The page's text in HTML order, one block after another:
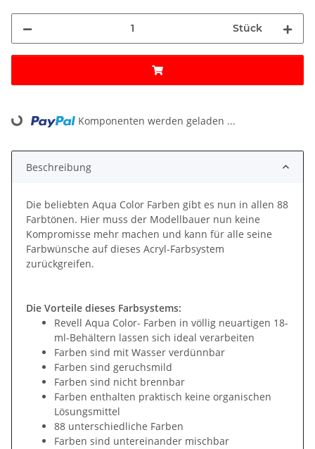
Stück
Loading... Komponenten werden geladen ...
Beschreibung
Die beliebten Aqua Color Farben gibt es nun in allen 88
Farbtönen. Hier muss der Modellbauer nun keine
Kompromisse mehr machen und kann für alle seine
Farbwünsche auf dieses Acryl-Farbsystem
zurückgreifen.
Die Vorteile dieses Farbsystems:
Revell Aqua Color- Farben in völlig neuartigen 18-
ml-Behältern lassen sich ideal verarbeiten
Farben sind mit Wasser verdünnbar
Farben sind geruchsmild
Farben sind nicht brennbar
Farben enthalten praktisch keine organischen
Lösungsmittel
88 unterschiedliche Farben
Farben sind untereinander mischbar